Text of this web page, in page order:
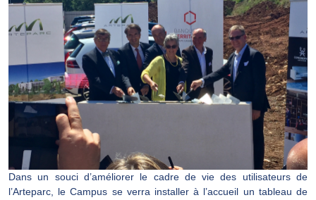
Dans un souci d’améliorer le cadre de vie des utilisateurs de
l’Arteparc, le Campus se verra installer à l’accueil un tableau de